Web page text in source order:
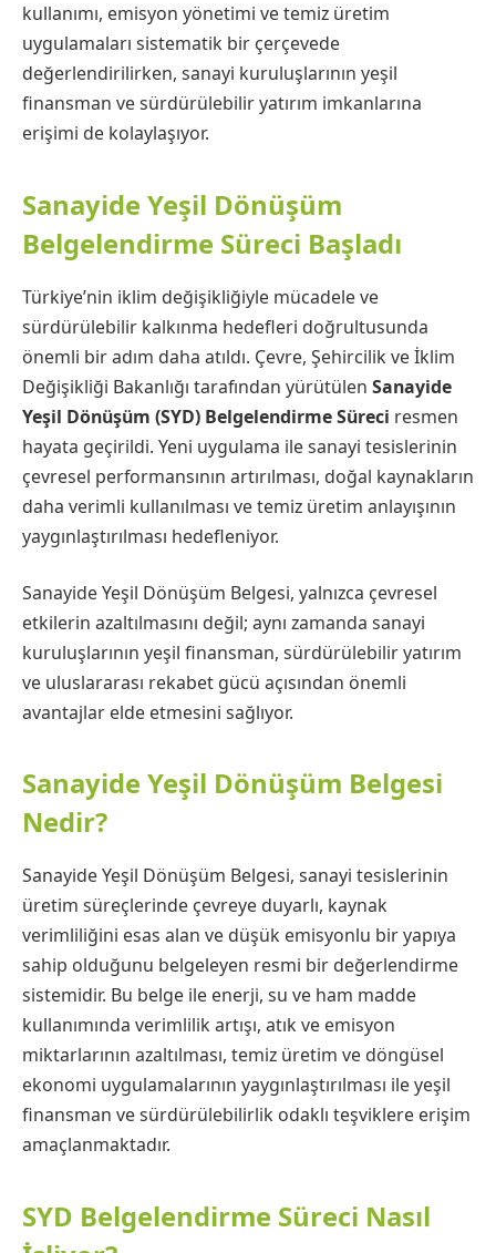
kullanımı, emisyon yönetimi ve temiz üretim
uygulamaları sistematik bir çerçevede
değerlendirilirken, sanayi kuruluşlarının yeşil
finansman ve sürdürülebilir yatırım imkanlarına
erişimi de kolaylaşıyor.
Sanayide Yeşil Dönüşüm
Belgelendirme Süreci Başladı
Türkiye’nin iklim değişikliğiyle mücadele ve
sürdürülebilir kalkınma hedefleri doğrultusunda
önemli bir adım daha atıldı. Çevre, Şehircilik ve İklim
Değişikliği Bakanlığı tarafından yürütülen Sanayide
Yeşil Dönüşüm (SYD) Belgelendirme Süreci resmen
hayata geçirildi. Yeni uygulama ile sanayi tesislerinin
çevresel performansının artırılması, doğal kaynakların
daha verimli kullanılması ve temiz üretim anlayışının
yaygınlaştırılması hedefleniyor.
Sanayide Yeşil Dönüşüm Belgesi, yalnızca çevresel
etkilerin azaltılmasını değil; aynı zamanda sanayi
kuruluşlarının yeşil finansman, sürdürülebilir yatırım
ve uluslararası rekabet gücü açısından önemli
avantajlar elde etmesini sağlıyor.
Sanayide Yeşil Dönüşüm Belgesi
Nedir?
Sanayide Yeşil Dönüşüm Belgesi, sanayi tesislerinin
üretim süreçlerinde çevreye duyarlı, kaynak
verimliliğini esas alan ve düşük emisyonlu bir yapıya
sahip olduğunu belgeleyen resmi bir değerlendirme
sistemidir. Bu belge ile enerji, su ve ham madde
kullanımında verimlilik artışı, atık ve emisyon
miktarlarının azaltılması, temiz üretim ve döngüsel
ekonomi uygulamalarının yaygınlaştırılması ile yeşil
finansman ve sürdürülebilirlik odaklı teşviklere erişim
amaçlanmaktadır.
SYD Belgelendirme Süreci Nasıl